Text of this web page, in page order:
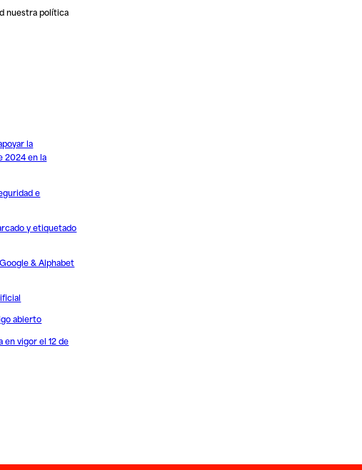
nuestrapolítica
la
2024 en la
e
y etiquetado
& Alphabet
abierto
vigor el 12 de